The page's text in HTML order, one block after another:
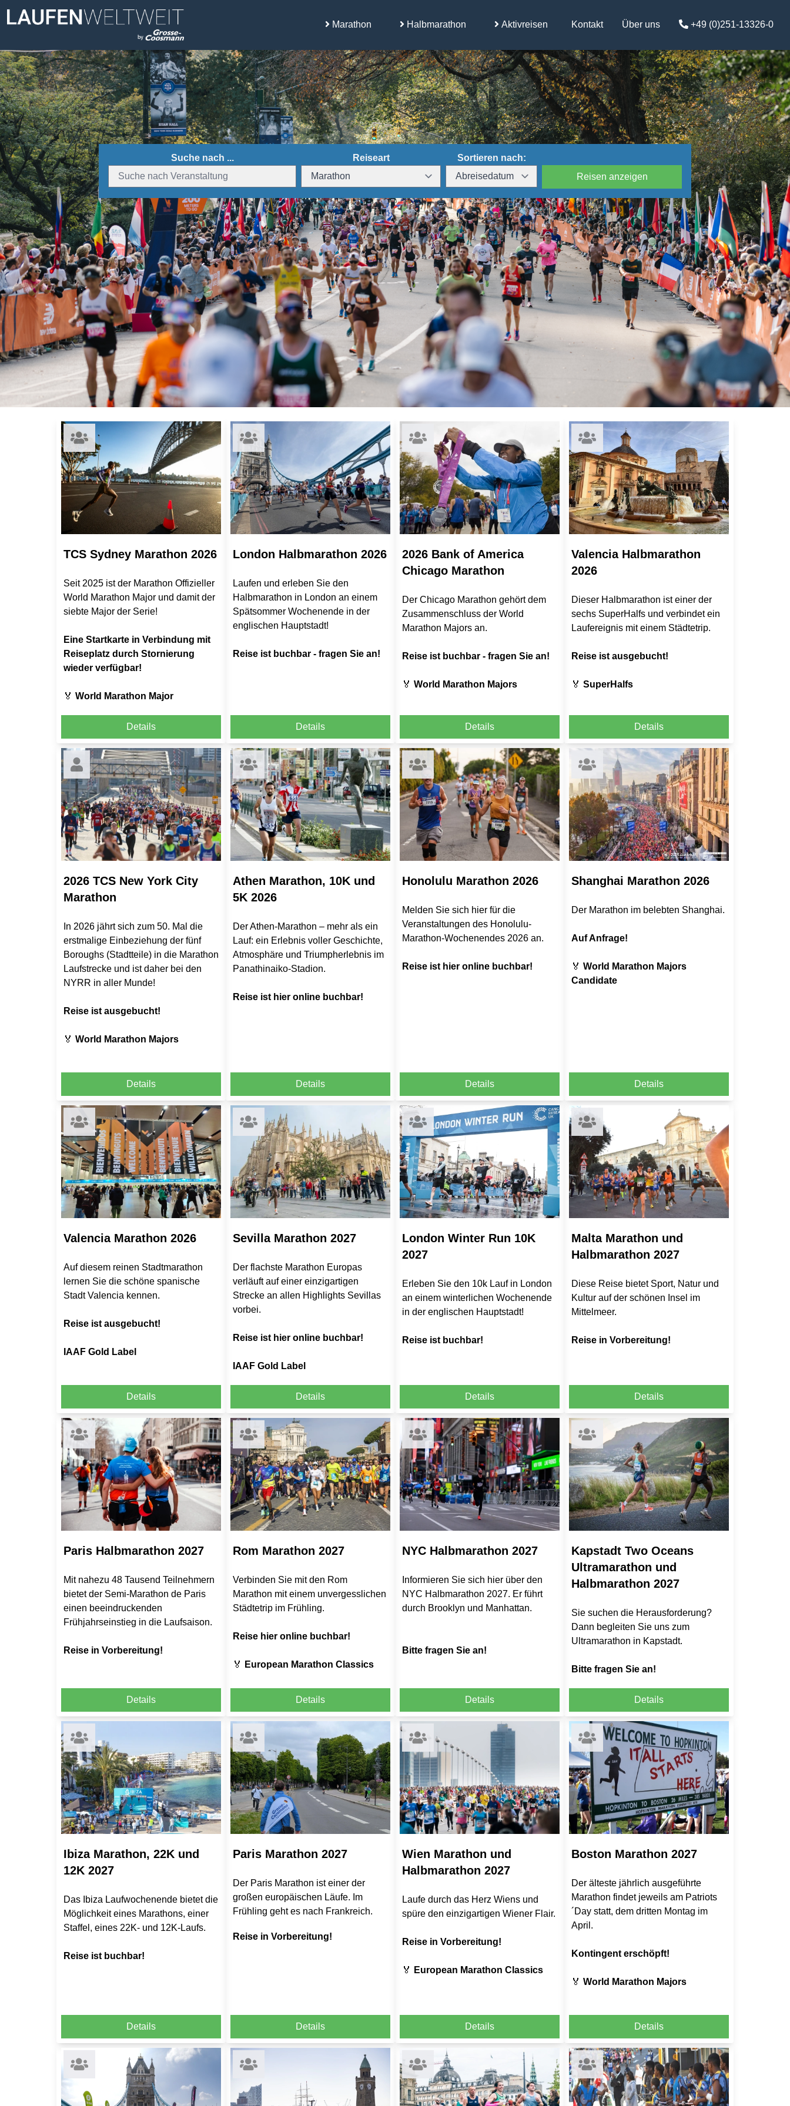
Marathon Halbmarathon Aktivreisen Kontakt Über uns +49 (0)251-13326-0
Suche nach ... Reiseart
Sortieren nach:
Reisen anzeigen
TCS Sydney Marathon 2026
Seit 2025 ist der Marathon Offizieller
World Marathon Major und damit der
siebte Major der Serie!
Eine Startkarte in Verbindung mit
Reiseplatz durch Stornierung
wieder verfügbar!
🏅 World Marathon Major
Details
London Halbmarathon 2026
Laufen und erleben Sie den
Halbmarathon in London an einem
Spätsommer Wochenende in der
englischen Hauptstadt!
Reise ist buchbar - fragen Sie an!
Details
2026 Bank of America
Chicago Marathon
Der Chicago Marathon gehört dem
Zusammenschluss der World
Marathon Majors an.
Reise ist buchbar - fragen Sie an!
🏅 World Marathon Majors
Details
Valencia Halbmarathon
2026
Dieser Halbmarathon ist einer der
sechs SuperHalfs und verbindet ein
Laufereignis mit einem Städtetrip.
Reise ist ausgebucht!
🏅 SuperHalfs
Details
2026 TCS New York City
Marathon
In 2026 jährt sich zum 50. Mal die
erstmalige Einbeziehung der fünf
Boroughs (Stadtteile) in die Marathon
Laufstrecke und ist daher bei den
NYRR in aller Munde!
Reise ist ausgebucht!
🏅 World Marathon Majors
Details
Athen Marathon, 10K und
5K 2026
Der Athen-Marathon – mehr als ein
Lauf: ein Erlebnis voller Geschichte,
Atmosphäre und Triumpherlebnis im
Panathinaiko-Stadion.
Reise ist hier online buchbar!
Details
Honolulu Marathon 2026
Melden Sie sich hier für die
Veranstaltungen des Honolulu-
Marathon-Wochenendes 2026 an.
Reise ist hier online buchbar!
Details
Shanghai Marathon 2026
Der Marathon im belebten Shanghai.
Auf Anfrage!
🏅 World Marathon Majors
Candidate
Details
Valencia Marathon 2026
Auf diesem reinen Stadtmarathon
lernen Sie die schöne spanische
Stadt Valencia kennen.
Reise ist ausgebucht!
IAAF Gold Label
Details
Sevilla Marathon 2027
Der flachste Marathon Europas
verläuft auf einer einzigartigen
Strecke an allen Highlights Sevillas
vorbei.
Reise ist hier online buchbar!
IAAF Gold Label
Details
London Winter Run 10K
2027
Erleben Sie den 10k Lauf in London
an einem winterlichen Wochenende
in der englischen Hauptstadt!
Reise ist buchbar!
Details
Malta Marathon und
Halbmarathon 2027
Diese Reise bietet Sport, Natur und
Kultur auf der schönen Insel im
Mittelmeer.
Reise in Vorbereitung!
Details
Paris Halbmarathon 2027
Mit nahezu 48 Tausend Teilnehmern
bietet der Semi-Marathon de Paris
einen beeindruckenden
Frühjahrseinstieg in die Laufsaison.
Reise in Vorbereitung!
Details
Rom Marathon 2027
Verbinden Sie mit den Rom
Marathon mit einem unvergesslichen
Städtetrip im Frühling.
Reise hier online buchbar!
🏅 European Marathon Classics
Details
NYC Halbmarathon 2027
Informieren Sie sich hier über den
NYC Halbmarathon 2027. Er führt
durch Brooklyn und Manhattan.
Bitte fragen Sie an!
Details
Kapstadt Two Oceans
Ultramarathon und
Halbmarathon 2027
Sie suchen die Herausforderung?
Dann begleiten Sie uns zum
Ultramarathon in Kapstadt.
Bitte fragen Sie an!
Details
Ibiza Marathon, 22K und
12K 2027
Das Ibiza Laufwochenende bietet die
Möglichkeit eines Marathons, einer
Staffel, eines 22K- und 12K-Laufs.
Reise ist buchbar!
Details
Paris Marathon 2027
Der Paris Marathon ist einer der
großen europäischen Läufe. Im
Frühling geht es nach Frankreich.
Reise in Vorbereitung!
Details
Wien Marathon und
Halbmarathon 2027
Laufe durch das Herz Wiens und
spüre den einzigartigen Wiener Flair.
Reise in Vorbereitung!
🏅 European Marathon Classics
Details
Boston Marathon 2027
Der älteste jährlich ausgeführte
Marathon findet jeweils am Patriots
´Day statt, dem dritten Montag im
April.
Kontingent erschöpft!
🏅 World Marathon Majors
Details